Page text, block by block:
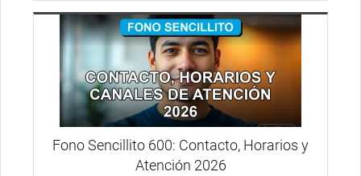
Fono Sencillito 600: Contacto, Horarios y
Atención 2026